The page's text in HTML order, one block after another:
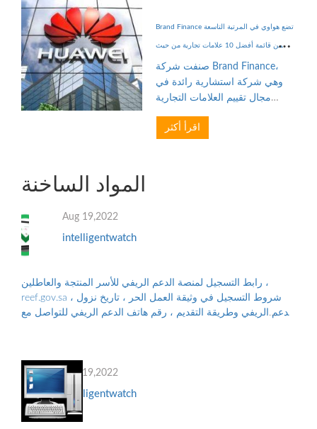
Brand Finance تضع هواوي في المرتبة التاسعة
ضمن قائمة أفضل 10 علامات تجارية من حيث
القيمة في العالم
صنفت شركة Brand Finance،
وهي شركة استشارية رائدة في
مجال تقييم العلامات التجارية
من أفضل 10 علامات تجارية قيمة
اقرأ أكثر
المواد الساخنة
Aug 19,2022
intelligentwatch
رابط التسجيل لمنصة الدعم الريفي للأسر المنتجة والعاطلين ،
reef.gov.sa ، شروط التسجيل في وثيقة العمل الحر ، تاريخ نزول
الدعم الريفي وطريقة التقديم ، رقم هاتف الدعم الريفي للتواصل مع
Aug 19,2022
intelligentwatch